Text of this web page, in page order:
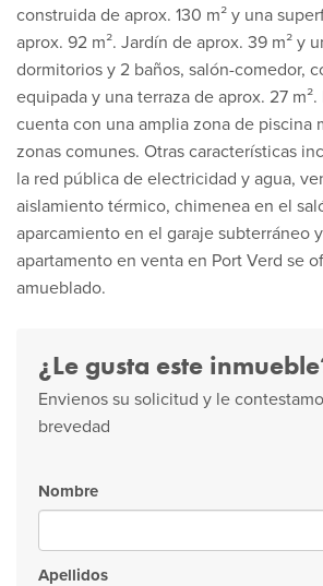
construida de aprox. 130 m² y una
aprox. 92 m². Jardín de aprox. 39 m² y
dormitorios y 2 baños, salón-comedor,
equipada y una terraza de aprox. 27
cuenta con una amplia zona de piscina
zonas comunes. Otras características
la red pública de electricidad y agua,
aislamiento térmico, chimenea en el
aparcamiento en el garaje subterráneo
apartamento en venta en Port Verd se
amueblado.
¿Le gusta este
Envienos su solicitud y le
brevedad
Nombre
Apellidos